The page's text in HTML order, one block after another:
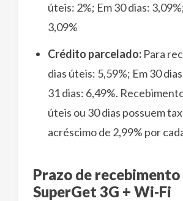
úteis: 2%; Em 30 dias:
3,09%
Crédito parcelado: Para
dias úteis: 5,59%; Em 30
31 dias: 6,49%.
úteis ou 30 dias possuem
acréscimo de 2,99% por
Prazo de recebimento
SuperGet 3G + Wi-Fi